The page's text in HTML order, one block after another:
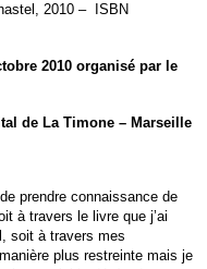
2010 – ISBN
2010 organisé par le
de La Timone – Marseille
prendre connaissance de
à travers le livre que j’ai
soit à travers mes
plus restreinte mais je